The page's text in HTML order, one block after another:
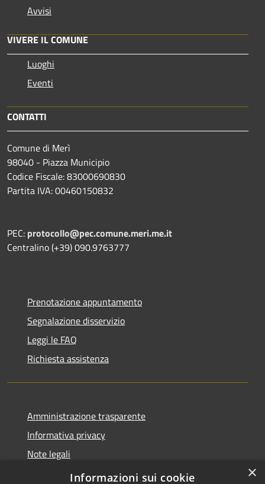
Avvisi
VIVERE IL COMUNE
Luoghi
Eventi
CONTATTI
Comune di Merì
98040 - Piazza Municipio
Codice Fiscale: 83000690830
Partita IVA: 00460150832
PEC: protocollo@pec.comune.meri.me.it
Centralino (+39) 090.9763777
Prenotazione appuntamento
Segnalazione disservizio
Leggi le FAQ
Richiesta assistenza
Amministrazione trasparente
Informativa privacy
Note legali
Dichiarazione di accessibilità
×
Informazioni sui cookie